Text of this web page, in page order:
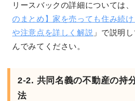
リースバックの詳細については、
のまとめ】家を売っても住み続
や注意点を詳しく解説 」で説明
んでみてください。
2-2. 共同名義の不動産の持
法